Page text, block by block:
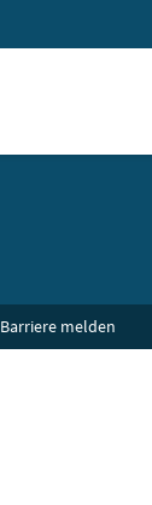
Barriere melden